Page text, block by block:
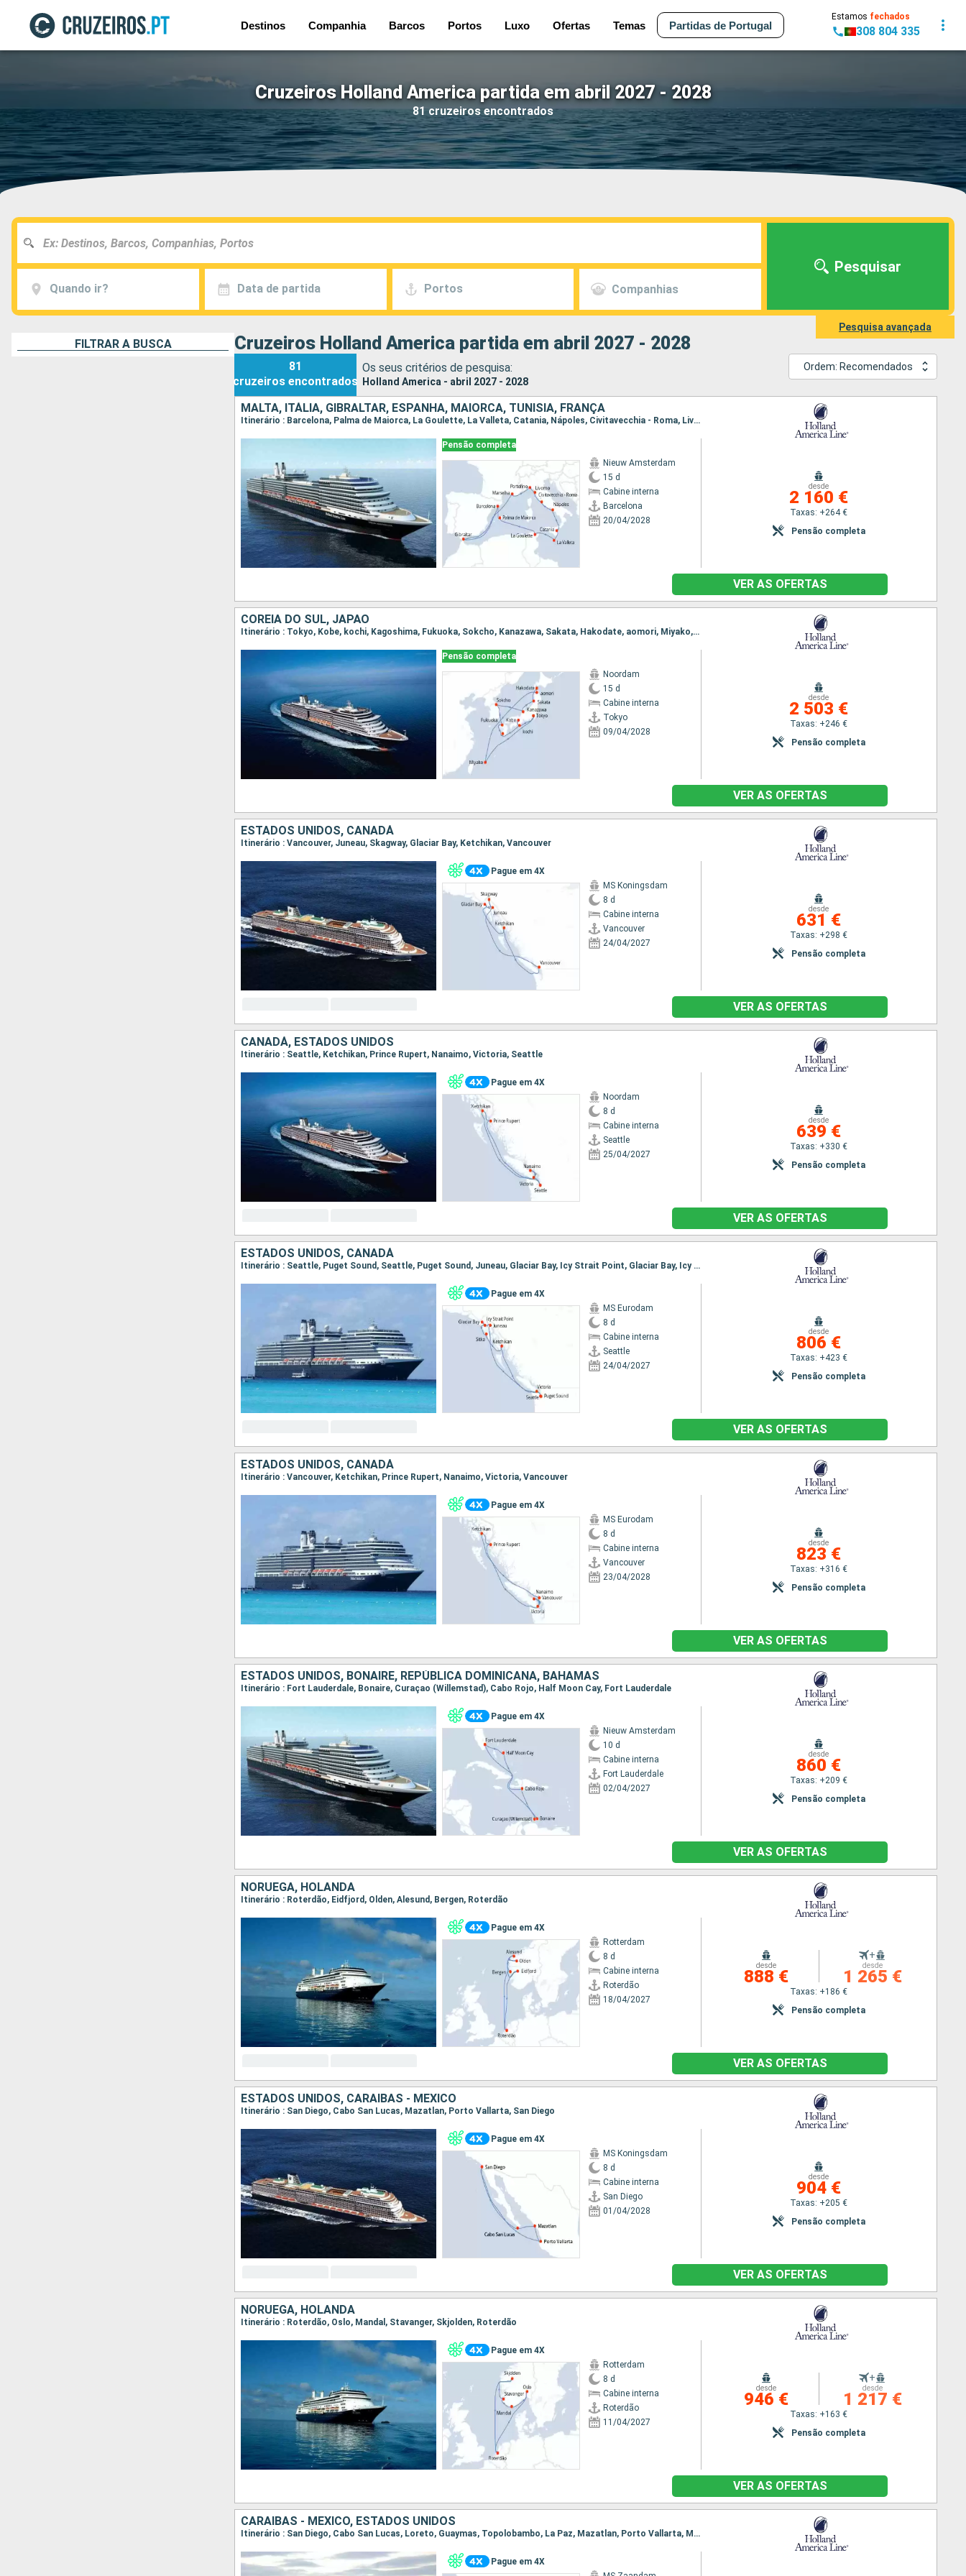
Destinos Companhia Barcos Portos Luxo Ofertas Temas Partidas de Portugal
Estamos fechados
308 804 335
Cruzeiros Holland America partida em abril 2027 - 2028
81 cruzeiros encontrados
Quando ir? Data de partida Portos Companhias
Pesquisar
Pesquisa avançada
FILTRAR A BUSCA Cruzeiros Holland America partida em abril 2027 - 2028
81
cruzeiros encontrados
Os seus critérios de pesquisa:
Holland America - abril 2027 - 2028
Ordem: Recomendados
MALTA, ITÁLIA, GIBRALTAR, ESPANHA, MAIORCA, TUNÍSIA, FRANÇA
Itinerário : Barcelona, Palma de Maiorca, La Goulette, La Valleta, Catania, Nápoles, Civitavecchia - Roma, Livorno, Portofino, Marselha, Gibraltar, Barcelona
Pensão completa
Nieuw Amsterdam
15 d
Cabine interna
Barcelona
20/04/2028
desde
2 160 €
Taxas: +264 €
Pensão completa
VER AS OFERTAS
COREIA DO SUL, JAPÃO
Itinerário : Tokyo, Kobe, kochi, Kagoshima, Fukuoka, Sokcho, Kanazawa, Sakata, Hakodate, aomori, Miyako, Tokyo
Pensão completa
Noordam
15 d
Cabine interna
Tokyo
09/04/2028
desde
2 503 €
Taxas: +246 €
Pensão completa
VER AS OFERTAS
ESTADOS UNIDOS, CANADÁ
Itinerário : Vancouver, Juneau, Skagway, Glaciar Bay, Ketchikan, Vancouver
Pague em 4X
MS Koningsdam
8 d
Cabine interna
Vancouver
24/04/2027
desde
631 €
Taxas: +298 €
Pensão completa
VER AS OFERTAS
CANADÁ, ESTADOS UNIDOS
Itinerário : Seattle, Ketchikan, Prince Rupert, Nanaimo, Victoria, Seattle
Pague em 4X
Noordam
8 d
Cabine interna
Seattle
25/04/2027
desde
639 €
Taxas: +330 €
Pensão completa
VER AS OFERTAS
ESTADOS UNIDOS, CANADÁ
Itinerário : Seattle, Puget Sound, Seattle, Puget Sound, Juneau, Glaciar Bay, Icy Strait Point, Glaciar Bay, Icy Strait Point, Sitka, Ketchikan, Victoria, Seattle
Pague em 4X
MS Eurodam
8 d
Cabine interna
Seattle
24/04/2027
desde
806 €
Taxas: +423 €
Pensão completa
VER AS OFERTAS
ESTADOS UNIDOS, CANADÁ
Itinerário : Vancouver, Ketchikan, Prince Rupert, Nanaimo, Victoria, Vancouver
Pague em 4X
MS Eurodam
8 d
Cabine interna
Vancouver
23/04/2028
desde
823 €
Taxas: +316 €
Pensão completa
VER AS OFERTAS
ESTADOS UNIDOS, BONAIRE, REPÚBLICA DOMINICANA, BAHAMAS
Itinerário : Fort Lauderdale, Bonaire, Curaçao (Willemstad), Cabo Rojo, Half Moon Cay, Fort Lauderdale
Pague em 4X
Nieuw Amsterdam
10 d
Cabine interna
Fort Lauderdale
02/04/2027
desde
860 €
Taxas: +209 €
Pensão completa
VER AS OFERTAS
NORUEGA, HOLANDA
Itinerário : Roterdão, Eidfjord, Olden, Alesund, Bergen, Roterdão
Pague em 4X
Rotterdam
8 d
Cabine interna
Roterdão
18/04/2027
desde
888 €
+
desde
1 265 €
Taxas: +186 €
Pensão completa
VER AS OFERTAS
ESTADOS UNIDOS, CARAIBAS - MEXICO
Itinerário : San Diego, Cabo San Lucas, Mazatlan, Porto Vallarta, San Diego
Pague em 4X
MS Koningsdam
8 d
Cabine interna
San Diego
01/04/2028
desde
904 €
Taxas: +205 €
Pensão completa
VER AS OFERTAS
NORUEGA, HOLANDA
Itinerário : Roterdão, Oslo, Mandal, Stavanger, Skjolden, Roterdão
Pague em 4X
Rotterdam
8 d
Cabine interna
Roterdão
11/04/2027
desde
946 €
+
desde
1 217 €
Taxas: +163 €
Pensão completa
VER AS OFERTAS
CARAIBAS - MEXICO, ESTADOS UNIDOS
Itinerário : San Diego, Cabo San Lucas, Loreto, Guaymas, Topolobambo, La Paz, Mazatlan, Porto Vallarta, Manzanillo, ensenada, San Diego
Pague em 4X